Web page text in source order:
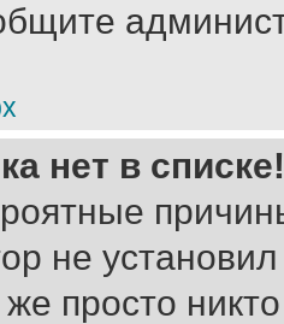
нет в списке!
не
просто